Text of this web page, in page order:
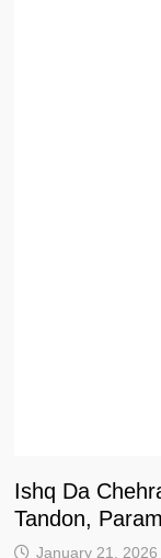
Ishq Da
Tandon,
January 21, 2026